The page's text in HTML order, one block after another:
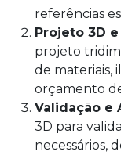
referências
Projeto 3D
projeto
de materiais,
orçamento
Validação e
3D para
necessários,